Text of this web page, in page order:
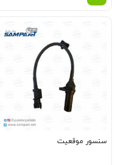
سنسور موقعیت